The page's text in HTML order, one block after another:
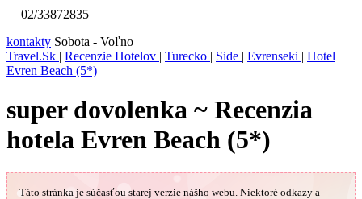
02/33872835
kontakty Sobota - Voľno
Travel.Sk | Recenzie Hotelov | Turecko | Side | Evrenseki | Hotel
Evren Beach (5*)
super dovolenka ~ Recenzia
hotela Evren Beach (5*)
Táto stránka je súčasťou starej verzie nášho webu. Niektoré odkazy a